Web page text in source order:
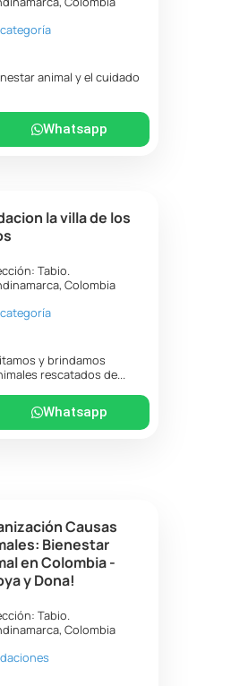
animal y el cuidado
Whatsapp
la villa de los
Tabio.
,Colombia
y brindamos
rescatados de...
Whatsapp
Causas
Bienestar
en Colombia -
y Dona!
Tabio.
,Colombia